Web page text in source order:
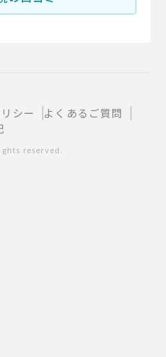
シー
よくあるご質問
reserved.